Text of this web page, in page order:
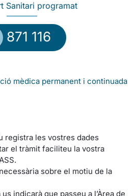
Sanitari programat
871 116
mèdica permanent i continuada
registra les vostres dades
el tràmit faciliteu la vostra
sobre el motiu de la
indicarà que passeu a l’Àrea de